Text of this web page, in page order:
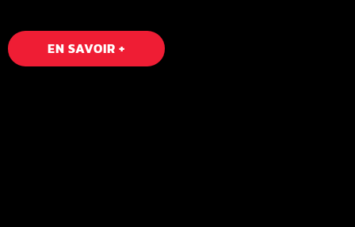
EN SAVOIR +